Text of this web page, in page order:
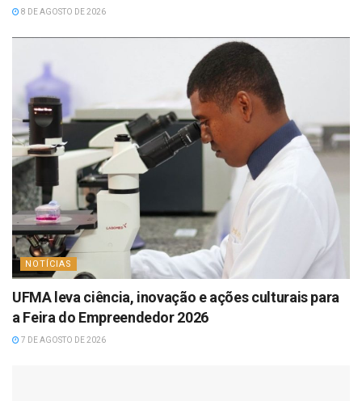
8 DE AGOSTO DE 2026
NOTÍCIAS
UFMA leva ciência, inovação e ações culturais para
a Feira do Empreendedor 2026
7 DE AGOSTO DE 2026